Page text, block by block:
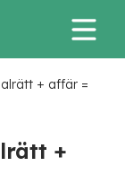
+ affär =
+